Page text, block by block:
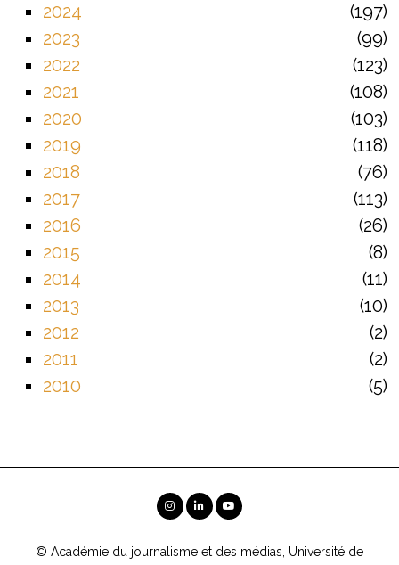
2024
197
2023
99
2022
123
2021
108
2020
103
2019
118
2018
76
2017
113
2016
26
2015
8
2014
11
2013
10
2012
2
2011
2
2010
5
© Académie du journalisme et des médias, Université de